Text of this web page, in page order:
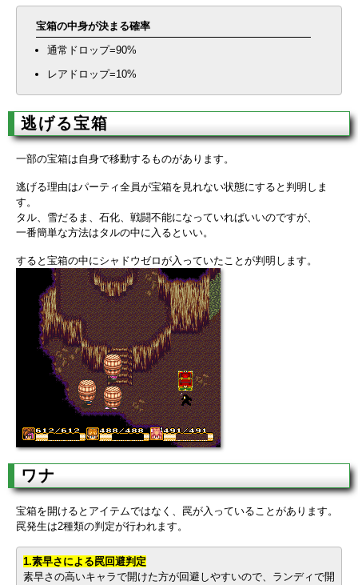
宝箱の中身が決まる確率
通常ドロップ=90%
レアドロップ=10%
逃げる宝箱
一部の宝箱は自身で移動するものがあります。
逃げる理由はパーティ全員が宝箱を見れない状態にすると判明しま
す。
タル、雪だるま、石化、戦闘不能になっていればいいのですが、
一番簡単な方法はタルの中に入るといい。
すると宝箱の中にシャドウゼロが入っていたことが判明します。
ワナ
宝箱を開けるとアイテムではなく、罠が入っていることがあります。
罠発生は2種類の判定が行われます。
1.素早さによる罠回避判定
素早さの高いキャラで開けた方が回避しやすいので、ランディで開